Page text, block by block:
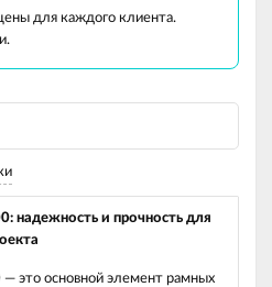
для каждого клиента.
надежность и прочность для
это основной элемент рамных